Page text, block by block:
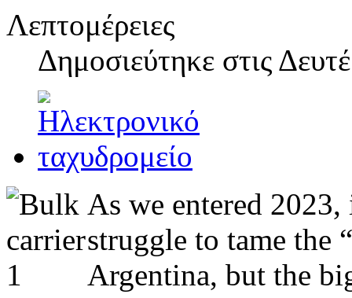
Λεπτομέρειες
Δημοσιεύτηκε στις
As we entered
struggle to tame the
Argentina, but the